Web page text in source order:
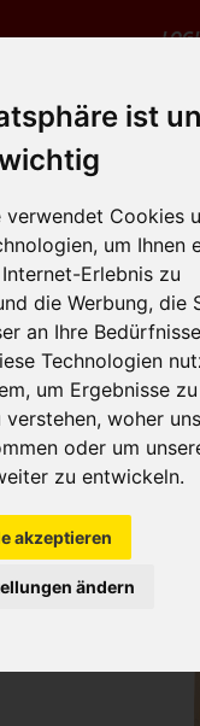
ist
verwendet Cookies
um Ihnen
Erlebnis zu
die Werbung, die
an Ihre Bedürfnisse
Technologien
um Ergebnisse zu
verstehen, woher
oder um
zu entwickeln.
akzeptieren
ändern
office@hausfreund.at
alkoholisch
Süsswaren /
Knabbereien
und zeitnahe
auch TELEFONISCH
16:30